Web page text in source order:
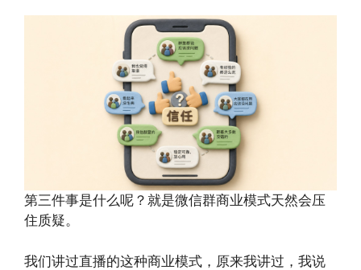
第三件事是什么呢？就是微信群商业模式天然会压
住质疑。
我们讲过直播的这种商业模式，原来我讲过，我说